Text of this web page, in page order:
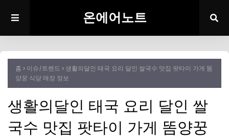
온에어노트
홈 이슈/트렌드
생활의달인 태국 요리 달인 쌀국수 맛집 팟타이 가게 똠
양꿍 식당 매장 정보
생활의달인 태국 요리 달인 쌀
국수 맛집 팟타이 가게 똠양꿍